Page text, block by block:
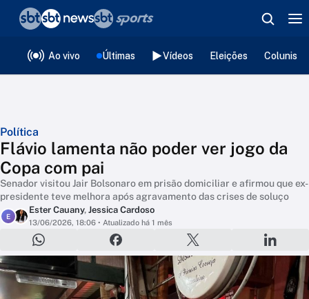
Ao vivo Últimas Vídeos Eleições
Política
Flávio lamenta não poder ver jogo da
Copa com pai
Senador visitou Jair Bolsonaro em prisão domiciliar e afirmou que ex-
presidente teve melhora após agravamento das crises de soluço
E
Ester Cauany, Jessica Cardoso
13/06/2026, 18:06 • Atualizado há 1 mês
❮voltar
Editorias